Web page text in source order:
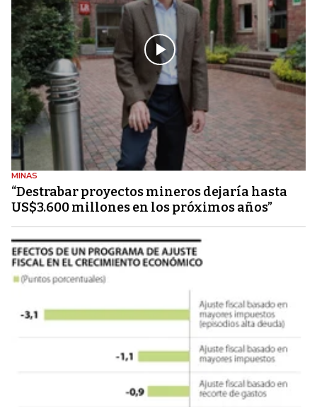
MINAS
“Destrabar proyectos mineros dejaría hasta
US$3.600 millones en los próximos años”